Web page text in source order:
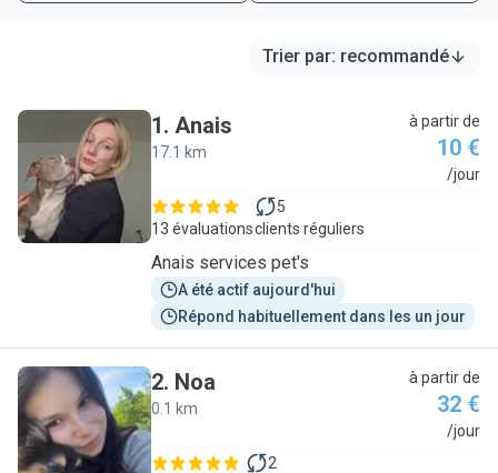
Trier par: recommandé
A
1. Anais
17.1 km
à partir de
10 €
/jour
13 évaluations
5
clients réguliers
Anais services pet's
A été actif aujourd'hui
Répond habituellement dans les un jour
N
2. Noa
0.1 km
à partir de
32 €
/jour
2